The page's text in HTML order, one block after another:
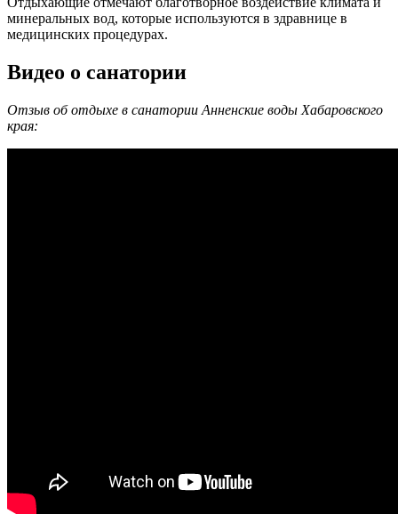
минеральных вод, которые используются в здравнице в
медицинских процедурах.
Видео о санатории
Отзыв об отдыхе в санатории Анненские воды Хабаровского
края: